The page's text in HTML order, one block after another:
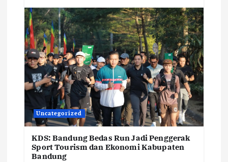
Uncategorized
KDS: Bandung Bedas Run Jadi Penggerak
Sport Tourism dan Ekonomi Kabupaten
Bandung